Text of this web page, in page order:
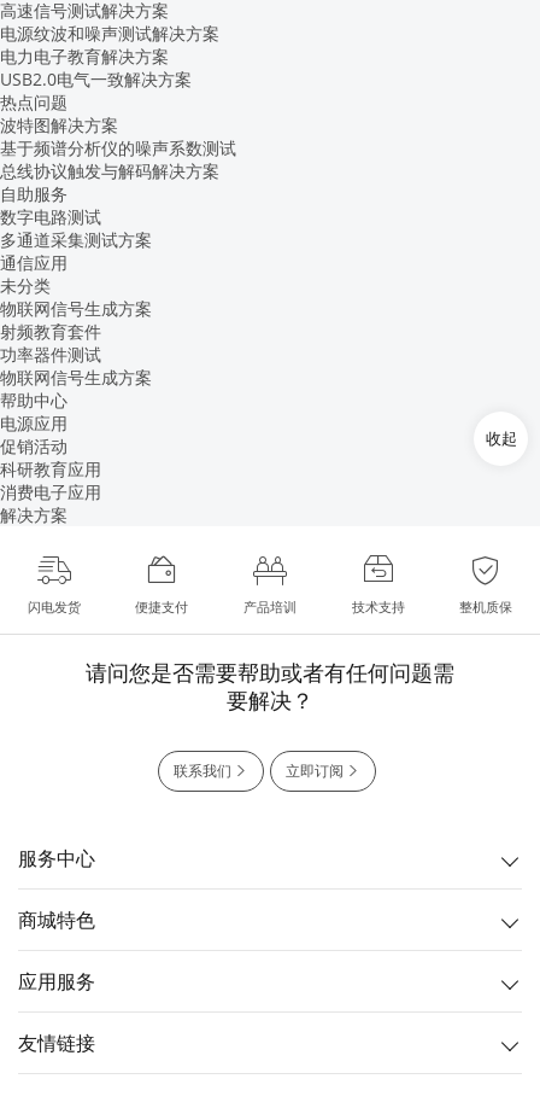
高速信号测试解决方案
电源纹波和噪声测试解决方案
电力电子教育解决方案
USB2.0电气一致解决方案
热点问题
波特图解决方案
基于频谱分析仪的噪声系数测试
总线协议触发与解码解决方案
自助服务
数字电路测试
多通道采集测试方案
通信应用
未分类
物联网信号生成方案
射频教育套件
功率器件测试
物联网信号生成方案
帮助中心
电源应用
促销活动
科研教育应用
消费电子应用
解决方案
闪电发货 便捷支付 产品培训 技术支持 整机质保
请问您是否需要帮助或者有任何问题需
要解决？
联系我们 立即订阅
服务中心
商城特色
应用服务
友情链接
收起